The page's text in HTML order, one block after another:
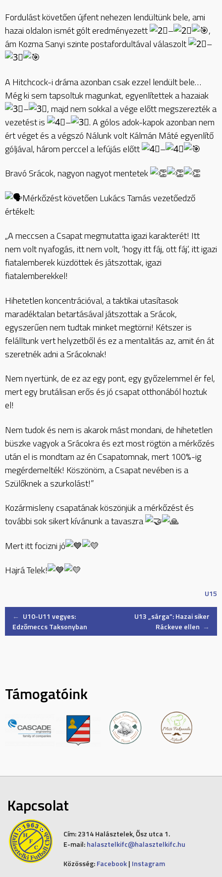
Fordulást követően újfent nehezen lendültünk bele, ami
hazai oldalon ismét gólt eredményezett
–
,
ám Kozma Sanyi szinte postafordultával válaszolt
–
A Hitchcock-i dráma azonban csak ezzel lendült bele…
Még ki sem tapsoltuk magunkat, egyenlítettek a hazaiak
–
, majd nem sokkal a vége előtt megszerezték a
vezetést is
–
. A gólos adok-kapok azonban nem
ért véget és a végszó Nálunk volt Kálmán Máté egyenlítő
góljával, három perccel a lefújás előtt
–
Bravó Srácok, nagyon nagyot mentetek
Mérkőzést követően Lukács Tamás vezetőedző
értékelt:
„A meccsen a Csapat megmutatta igazi karakterét! Itt
nem volt nyafogás, itt nem volt, ‘hogy itt fáj, ott fáj’, itt igazi
fiatalemberek küzdöttek és játszottak, igazi
fiatalemberekkel!
Hihetetlen koncentrációval, a taktikai utasítasok
maradéktalan betartásával játszottak a Srácok,
egyszerűen nem tudtak minket megtörni! Kétszer is
felálltunk vert helyzetből és ez a mentalitás az, amit én át
szeretnék adni a Srácoknak!
Nem nyertünk, de ez az egy pont, egy győzelemmel ér fel,
mert egy brutálisan erős és jó csapat otthonából hoztuk
el!
Nem tudok és nem is akarok mást mondani, de hihetetlen
büszke vagyok a Srácokra és ezt most rögtön a mérkőzés
után el is mondtam az én Csapatomnak, mert 100%-ig
megérdemelték! Köszönöm, a Csapat nevében is a
Szülőknek a szurkolást!”
Kozármisleny csapatának köszönjük a mérkőzést és
további sok sikert kívánunk a tavaszra
Mert itt focizni jó
Hajrá Telek!
U15
Post
← U10-U11 vegyes:
Edzőmeccs Taksonyban
U13 „sárga”: Hazai siker
Ráckeve ellen →
Támogatóink
Kapcsolat
Cím:2314 Halásztelek, Ősz utca 1.
E-mail: halasztelkifc@halasztelkifc.hu
Közösség: Facebook| Instagram